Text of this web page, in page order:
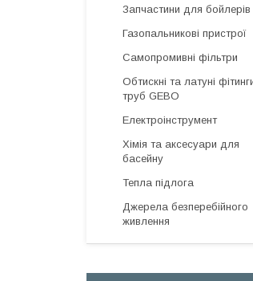
Запчастини для бойлерів
Газопальникові пристрої
Самопромивні фільтри
Обтискні та латуні
труб GEBO
Електроінструмент
Хімія та аксесуари для
басейну
Тепла підлога
Джерела безперебійного
живлення